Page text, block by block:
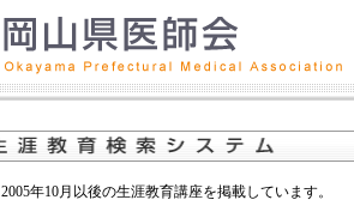
2005年10月以後の生涯教育講座を掲載しています。